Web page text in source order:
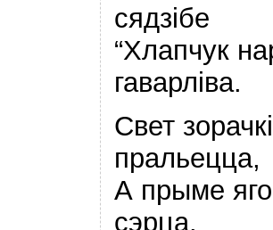
сядзiбе
“Хлапчук
гаварлiва.
Свет
пральецца,
А прыме
сэрца.